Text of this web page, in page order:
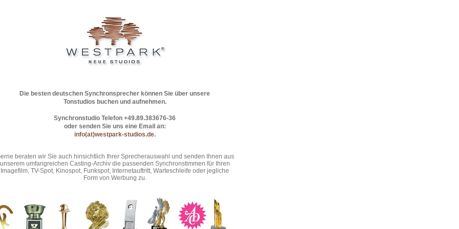
Die besten deutschen Synchronsprecher können Sie über unsere
Tonstudios buchen und aufnehmen.
Synchronstudio Telefon +49.89.383676-36
oder senden Sie uns eine Email an:
info(at)westpark-studios.de.
beraten wir Sie auch hinsichtlich Ihrer Sprecherauswahl und senden Ihnen aus
unserem umfangreichen Casting-Archiv die passenden Synchronstimmen für Ihren
Imagefilm, TV-Spot, Kinospot, Funkspot, Internetauftritt, Warteschleife oder jegliche
Form von Werbung zu.